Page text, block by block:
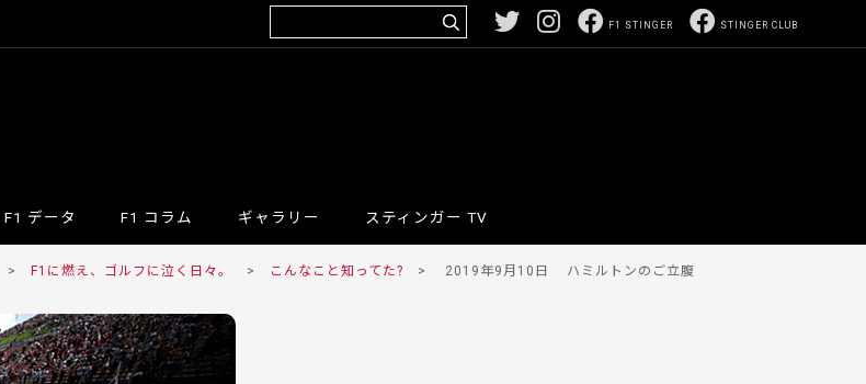
STINGER CLUB
F1 STINGER
F1 データ F1 コラム ギャラリー スティンガー TV
> F1に燃え、ゴルフに泣く日々。 > こんなこと知ってた? > 2019年9月10日 ハミルトンのご立腹